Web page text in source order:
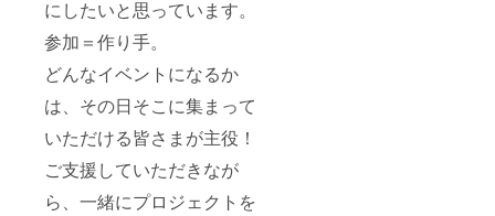
にしたいと思っています。
参加＝作り手。
どんなイベントになるか
は、その日そこに集まって
いただける皆さまが主役！
ご支援していただきなが
ら、一緒にプロジェクトを